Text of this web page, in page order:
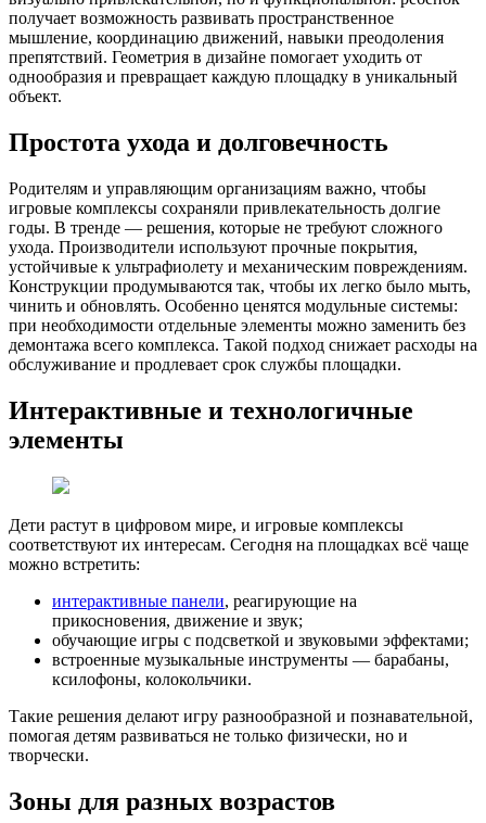
получает возможность развивать пространственное
мышление, координацию движений, навыки преодоления
препятствий. Геометрия в дизайне помогает уходить от
однообразия и превращает каждую площадку в уникальный
объект.
Простота ухода и долговечность
Родителям и управляющим организациям важно, чтобы
игровые комплексы сохраняли привлекательность долгие
годы. В тренде — решения, которые не требуют сложного
ухода. Производители используют прочные покрытия,
устойчивые к ультрафиолету и механическим повреждениям.
Конструкции продумываются так, чтобы их легко было мыть,
чинить и обновлять. Особенно ценятся модульные системы:
при необходимости отдельные элементы можно заменить без
демонтажа всего комплекса. Такой подход снижает расходы на
обслуживание и продлевает срок службы площадки.
Интерактивные и технологичные
элементы
Дети растут в цифровом мире, и игровые комплексы
соответствуют их интересам. Сегодня на площадках всё чаще
можно встретить:
интерактивные панели, реагирующие на
прикосновения, движение и звук;
обучающие игры с подсветкой и звуковыми эффектами;
встроенные музыкальные инструменты — барабаны,
ксилофоны, колокольчики.
Такие решения делают игру разнообразной и познавательной,
помогая детям развиваться не только физически, но и
творчески.
Зоны для разных возрастов